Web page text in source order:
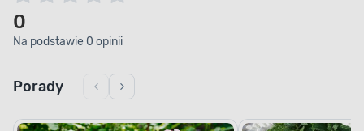
0
Na podstawie 0 opinii
Porady